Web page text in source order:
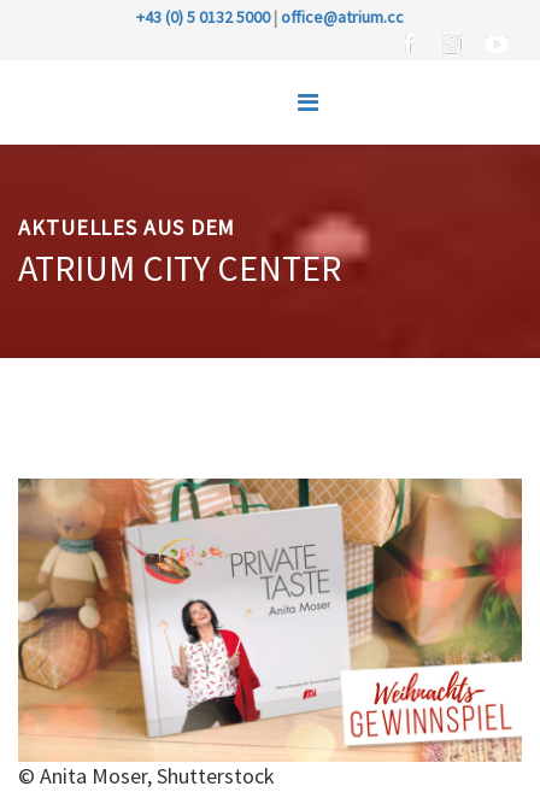
+43 (0) 5 0132 5000|office@atrium.cc
AKTUELLES AUS DEM
ATRIUM CITY CENTER
© Anita Moser, Shutterstock